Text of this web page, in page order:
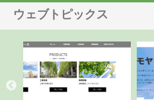
ウェブトピックス